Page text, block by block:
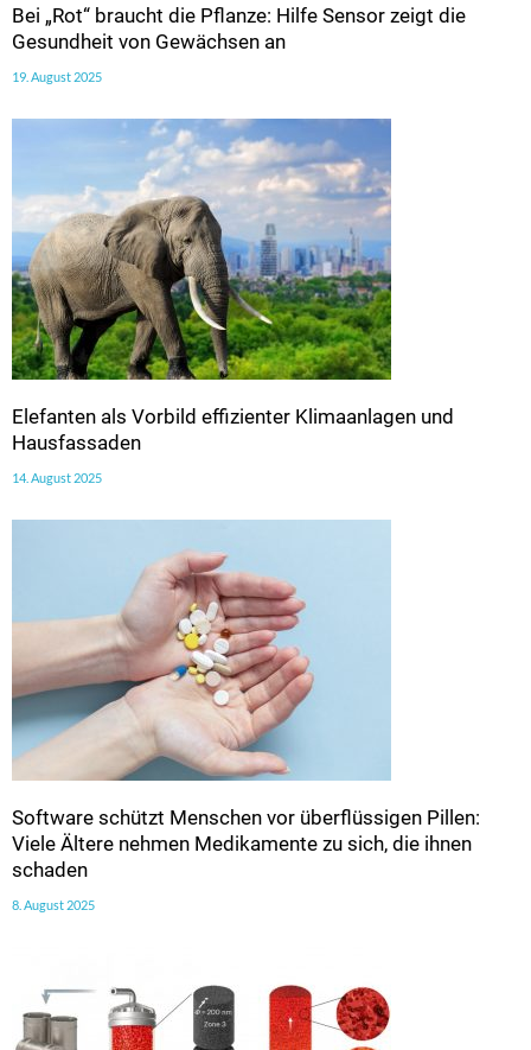
Bei „Rot“ braucht die Pflanze: Hilfe Sensor zeigt die
Gesundheit von Gewächsen an
19. August 2025
Elefanten als Vorbild effizienter Klimaanlagen und
Hausfassaden
14. August 2025
Software schützt Menschen vor überflüssigen Pillen:
Viele Ältere nehmen Medikamente zu sich, die ihnen
schaden
8. August 2025